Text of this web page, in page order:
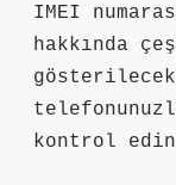
IMEI
hakkında
kontrol